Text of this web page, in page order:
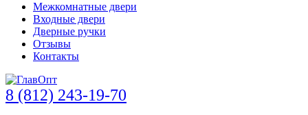
Межкомнатные двери
Входные двери
Дверные ручки
Отзывы
Контакты
8 (812) 243-19-70